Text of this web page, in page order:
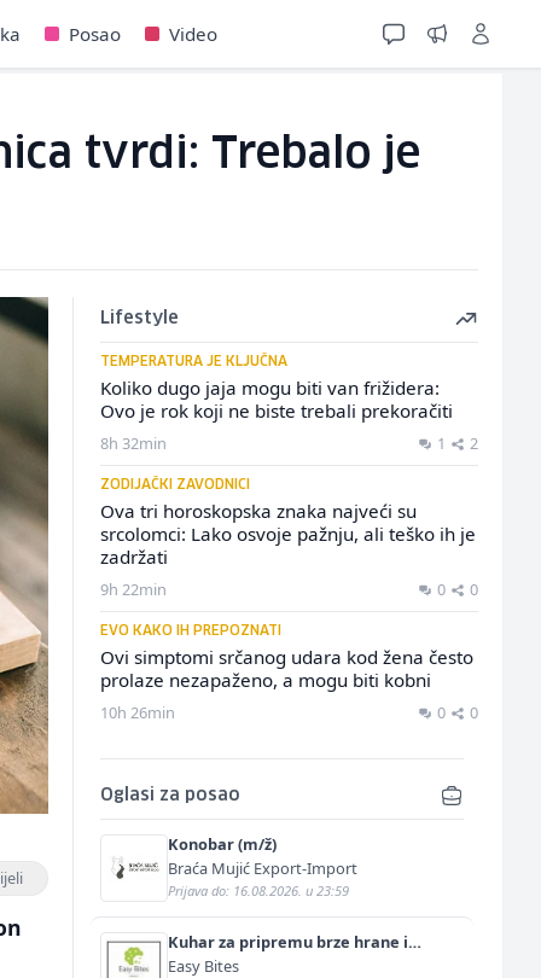
Posao Video
tvrdi: Trebalo je
Lifestyle
TEMPERATURA JE KLJUČNA
Koliko dugo jaja mogu biti van frižidera:
Ovo je rok koji ne biste trebali prekoračiti
8h 32min 1 2
ZODIJAČKI ZAVODNICI
Ova tri horoskopska znaka najveći su
srcolomci: Lako osvoje pažnju, ali teško ih je
zadržati
9h 22min 0 0
EVO KAKO IH PREPOZNATI
Ovi simptomi srčanog udara kod žena često
prolaze nezapaženo, a mogu biti kobni
10h 26min 0 0
Oglasi za posao
Konobar (m/ž)
Braća Mujić Export-Import
Prijava do: 16.08.2026. u 23:59
Kuhar za pripremu brze hrane i
jednostavnih jela (m/ž)
Easy Bites